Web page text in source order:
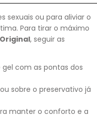
sexuais ou para aliviar o
Para tirar o máximo
, seguir as
com as pontas dos
sobre o preservativo já
manter o conforto e a